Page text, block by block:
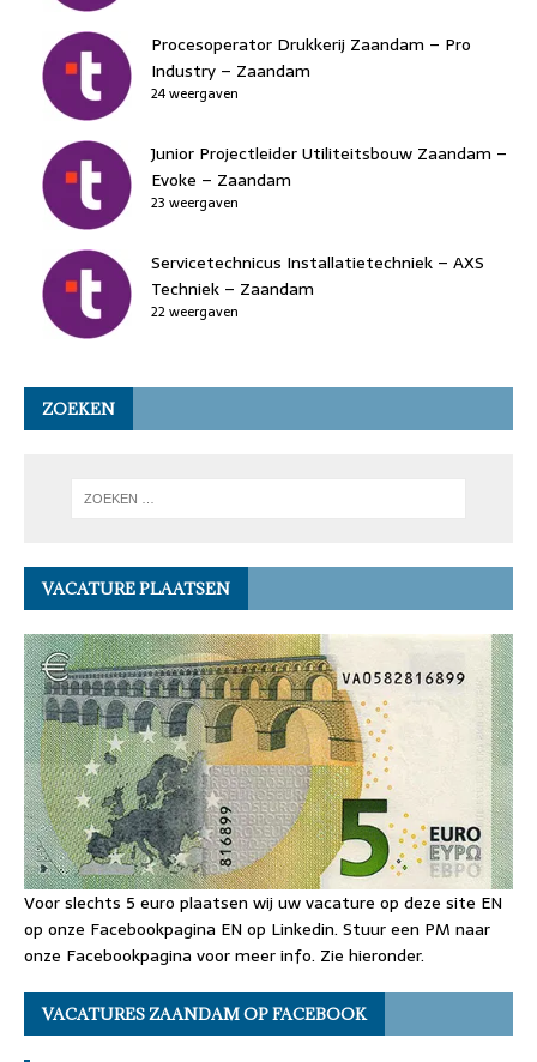
Procesoperator Drukkerij Zaandam – Pro
Industry – Zaandam
24 weergaven
Junior Projectleider Utiliteitsbouw Zaandam –
Evoke – Zaandam
23 weergaven
Servicetechnicus Installatietechniek – AXS
Techniek – Zaandam
22 weergaven
ZOEKEN
VACATURE PLAATSEN
Voor slechts 5 euro plaatsen wij uw vacature op deze site EN
op onze Facebookpagina EN op Linkedin. Stuur een PM naar
onze Facebookpagina voor meer info. Zie hieronder.
VACATURES ZAANDAM OP FACEBOOK